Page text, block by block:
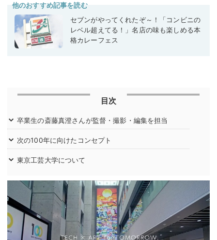
他のおすすめ記事を読む
セブンがやってくれたぞ～！「コンビニの
レベル超えてる！」名店の味も楽しめる本
格カレーフェス
目次
卒業生の斎藤真澄さんが監督・撮影・編集を担当
次の100年に向けたコンセプト
東京工芸大学について